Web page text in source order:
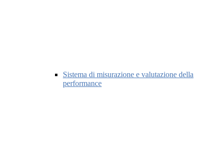
Sistema di misurazione e valutazione della
performance